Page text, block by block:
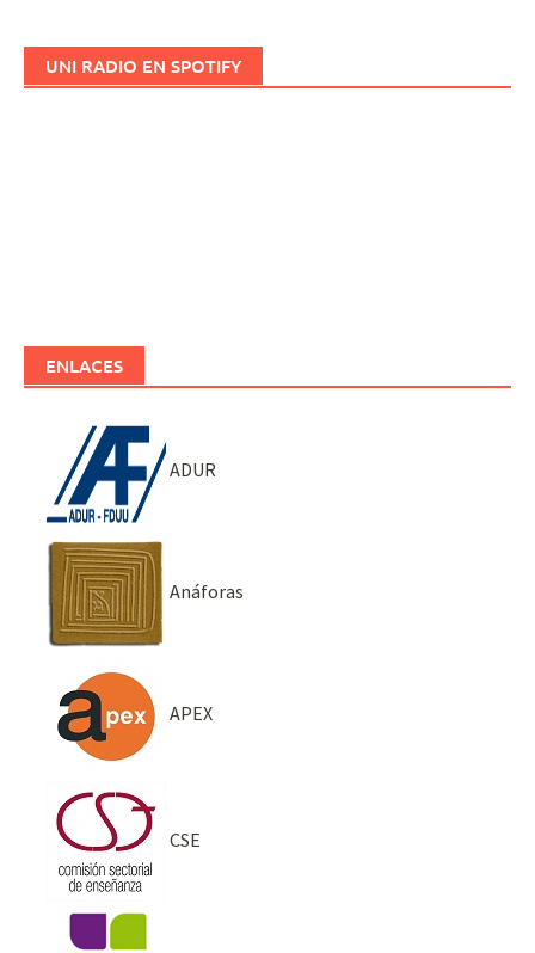
UNI RADIO EN SPOTIFY
ENLACES
ADUR
Anáforas
APEX
CSE